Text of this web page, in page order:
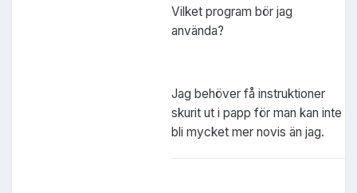
Vilket program bör jag
använda?
Jag behöver få instruktioner
skurit ut i papp för man kan inte
bli mycket mer novis än jag.